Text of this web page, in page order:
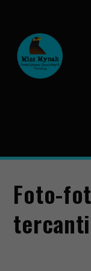
Foto-